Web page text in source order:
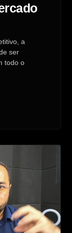
a
ser
todo o